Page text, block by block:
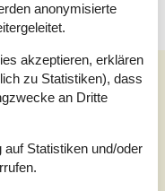
2Bewertungen
anonymisierte
akzeptieren, erklären
zu Statistiken), dass
an Dritte
auf Statistiken und/oder